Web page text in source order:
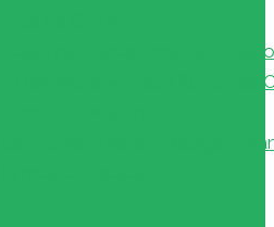
de Traductores de Toledo
del recital «Poesía floral» de
Ronda y Vélez-Málaga